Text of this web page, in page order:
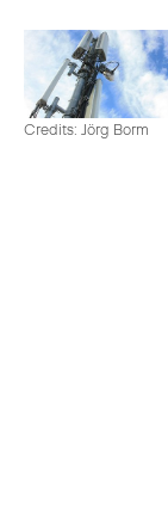
Credits: Jörg Borm